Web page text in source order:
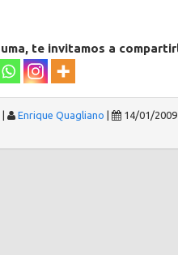
te invitamos a
Enrique Quagliano 14/01/2009